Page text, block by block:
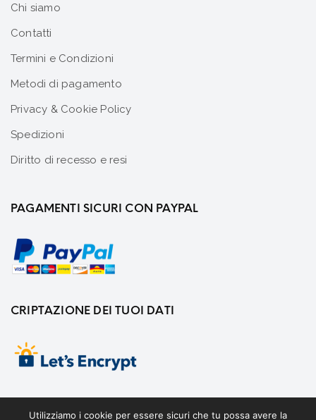
Chi siamo
Contatti
Termini e Condizioni
Metodi di pagamento
Privacy & Cookie Policy
Spedizioni
Diritto di recesso e resi
PAGAMENTI SICURI CON PAYPAL
CRIPTAZIONE DEI TUOI DATI
Utilizziamo i cookie per essere sicuri che tu possa avere la